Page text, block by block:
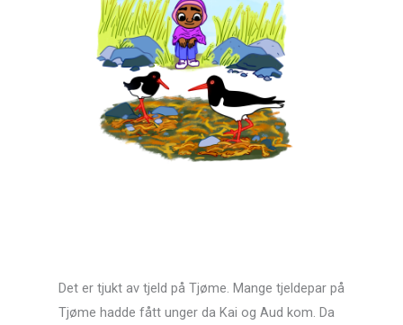
Det er tjukt av tjeld på Tjøme. Mange tjeldepar på
Tjøme hadde fått unger da Kai og Aud kom. Da